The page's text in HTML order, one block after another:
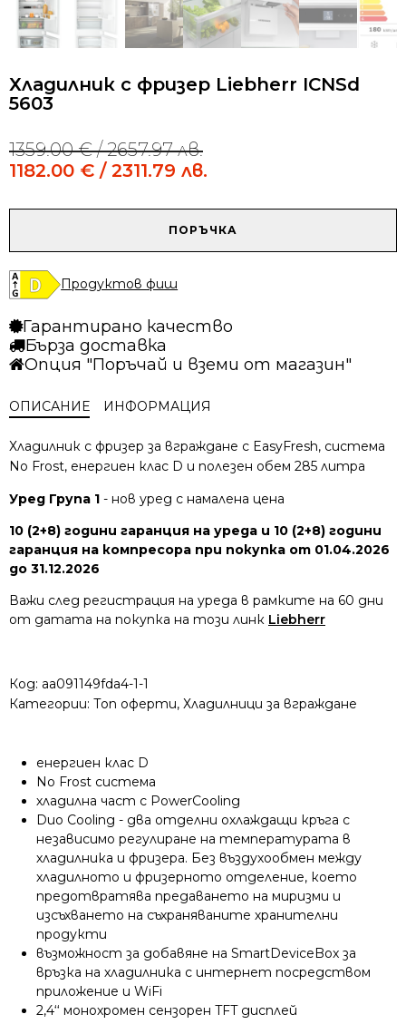
Хладилник с фризер Liebherr ICNSd
5603
1359.00€/ 2657.97 лв.
Original
price
1359.00 €
1182.00 € / 2311.79 лв.
Current
price
1182.00 €
с
фризер
Liebherr
ICNSd
5603
ПОРЪЧКА
Продуктов фиш
Гарантирано качество
Бърза доставка
Опция "Поръчай и вземи от магазин"
ОПИСАНИЕ ИНФОРМАЦИЯ
Хладилник с фризер за вграждане с EasyFresh, система
No Frost, енергиен клас D и полезен обем 285 литра
Уред Група 1 - нов уред с намалена цена
10 (2+8) години гаранция на уреда и 10 (2+8) години
гаранция на компресора при покупка от 01.04.2026
до 31.12.2026
Важи след регистрация на уреда в рамките на 60 дни
от датата на покупка на този линк Liebherr
Код: aa091149fda4-1-1
Категории: Топ оферти, Хладилници за вграждане
енергиен клас D
No Frost система
хладилна част с PowerCooling
Duo Cooling - два отделни охлаждащи кръга с
независимо регулиране на температурата в
хладилника и фризера. Без въздухообмен между
хладилното и фризерното отделение, което
предотвратява предаването на миризми и
изсъхването на съхраняваните хранителни
продукти
възможност за добавяне на SmartDeviceBox за
връзка на хладилника с интернет посредством
приложение и WiFi
2,4‘‘ монохромен сензорен TFT дисплей